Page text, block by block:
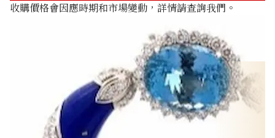
收購價格會因應時期和市場變動，詳情請查詢我們。